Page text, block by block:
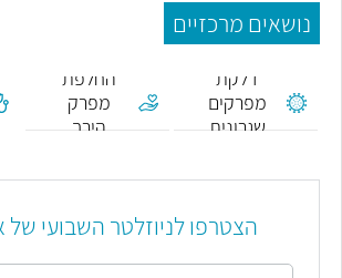
נושאים מרכזיים
דלקת
מפרקים
שגרונית
החלפת
מפרק
הירך
הצטרפו לניוזלטר השבועי של